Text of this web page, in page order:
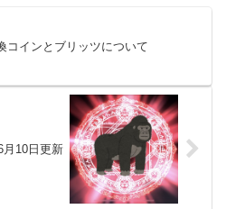
コインとブリッツについて
月10日更新